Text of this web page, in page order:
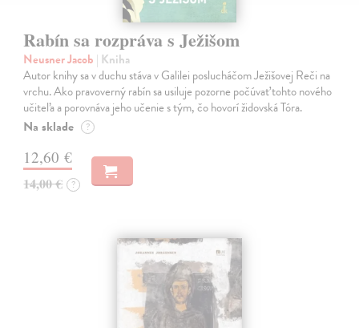
Rabín sa rozpráva s Ježišom
Neusner Jacob | Kniha
Autor knihy sa v duchu stáva v Galilei poslucháčom Ježišovej Reči na
vrchu. Ako pravoverný rabín sa usiluje pozorne počúvať tohto nového
učiteľa a porovnáva jeho učenie s tým, čo hovorí židovská Tóra.
Na sklade ?
12,60 €
14,00 € ?